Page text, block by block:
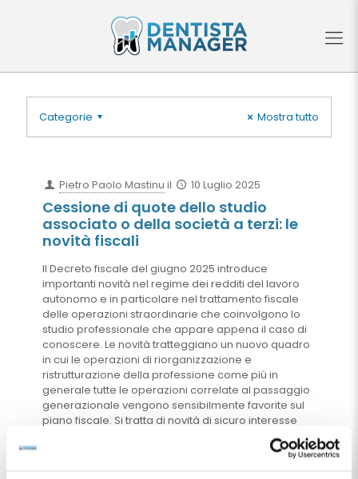
Categorie Mostra tutto
Pietro Paolo Mastinu il 10 Luglio 2025
Cessione di quote dello studio
associato o della società a terzi: le
novità fiscali
Il Decreto fiscale del giugno 2025 introduce
importanti novità nel regime dei redditi del lavoro
autonomo e in particolare nel trattamento fiscale
delle operazioni straordinarie che coinvolgono lo
studio professionale che appare appena il caso di
conoscere. Le novità tratteggiano un nuovo quadro
in cui le operazioni di riorganizzazione e
ristrutturazione della professione come più in
generale tutte le operazioni correlate al passaggio
generazionale vengono sensibilmente favorite sul
piano fiscale. Si tratta di novità di sicuro interesse
per il dentista che intende continuare a giocare il